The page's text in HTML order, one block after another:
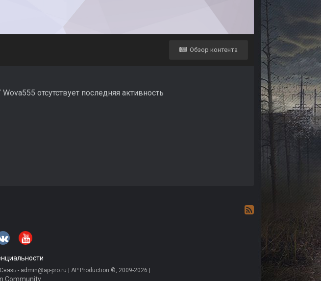
Обзор контента
Wova555 отсутствует последняя активность
- admin@ap-pro.ru | AP Production ©, 2009-2026 |
Community